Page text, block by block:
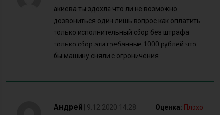
акиева ты здохла что ли не возможно
дозвониться один лишь вопрос как оплатить
только исполнительный сбор без штрафа
только сбор эти гребанные 1000 рублей что
бы машину сняли с огроничения
Андрей | 9.12.2020 14:28 Оценка: Плохо